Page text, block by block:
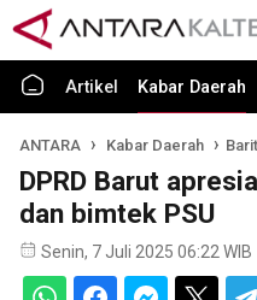
Artikel Kabar Daerah
ANTARA Kabar Daerah
DPRD Barut
dan bimtek PSU
Senin, 7 Juli 2025 06:22 WIB